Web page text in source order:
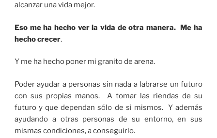
alcanzar una vida mejor.
Eso me ha hecho ver la vida de otra manera. Me ha
hecho crecer.
Y me ha hecho poner mi granito de arena.
Poder ayudar a personas sin nada a labrarse un futuro
con sus propias manos. A tomar las riendas de su
futuro y que dependan sólo de si mismos. Y además
ayudando a otras personas de su entorno, en sus
mismas condiciones, a conseguirlo.